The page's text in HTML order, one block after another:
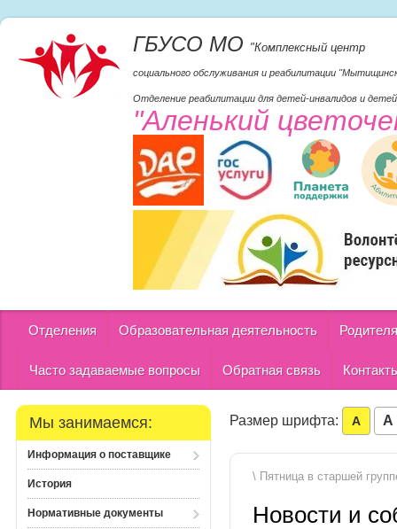
ГБУСО МО "Комплексный центр
социального обслуживания и реабилитации
Отделение реабилитации для детей-инвалидов и
"Аленький
Отделения Образовательная деятельность
Часто задаваемые вопросы Обратная связь
Мы занимаемся:
Информация о поставщике
История
Нормативные документы
Размер шрифта: A A
\ Пятница в старшей
Новости и